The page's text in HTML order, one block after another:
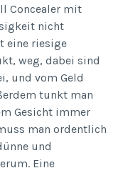
Concealer mit
nicht
eine riesige
weg, dabei sind
und vom Geld
tunkt man
Gesicht immer
man ordentlich
und
Eine